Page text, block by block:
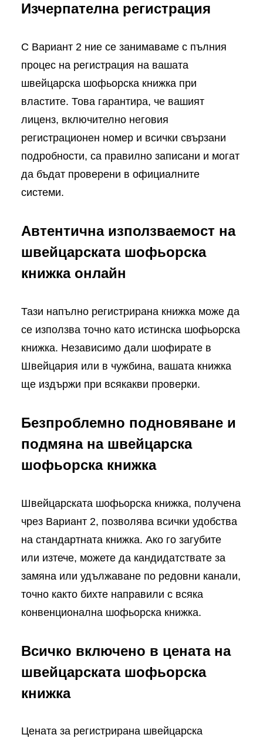
Изчерпателна регистрация
С Вариант 2 ние се занимаваме с пълния
процес на регистрация на вашата
швейцарска шофьорска книжка при
властите. Това гарантира, че вашият
лиценз, включително неговия
регистрационен номер и всички свързани
подробности, са правилно записани и могат
да бъдат проверени в официалните
системи.
Автентична използваемост на
швейцарската шофьорска
книжка онлайн
Тази напълно регистрирана книжка може да
се използва точно като истинска шофьорска
книжка. Независимо дали шофирате в
Швейцария или в чужбина, вашата книжка
ще издържи при всякакви проверки.
Безпроблемно подновяване и
подмяна на швейцарска
шофьорска книжка
Швейцарската шофьорска книжка, получена
чрез Вариант 2, позволява всички удобства
на стандартната книжка. Ако го загубите
или изтече, можете да кандидатствате за
замяна или удължаване по редовни канали,
точно както бихте направили с всяка
конвенционална шофьорска книжка.
Всичко включено в цената на
швейцарската шофьорска
книжка
Цената за регистрирана швейцарска